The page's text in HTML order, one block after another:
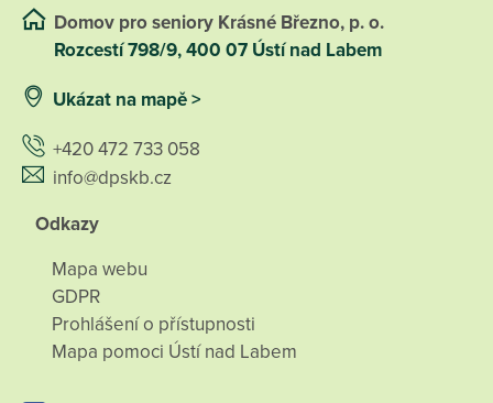
Domov pro seniory Krásné Březno, p. o.
Rozcestí 798/9, 400 07 Ústí nad Labem
Ukázat na mapě >
+420 472 733 058
info@dpskb.cz
Odkazy
Mapa webu
GDPR
Prohlášení o přístupnosti
Mapa pomoci Ústí nad Labem